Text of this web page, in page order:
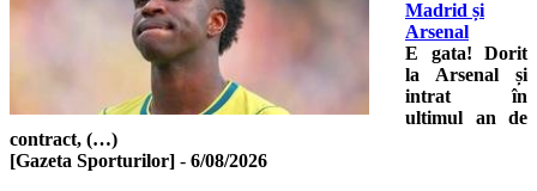
Madrid și
Arsenal
E gata! Dorit
la Arsenal și
intrat în
ultimul an de
contract, (…)
[Gazeta Sporturilor] - 6/08/2026